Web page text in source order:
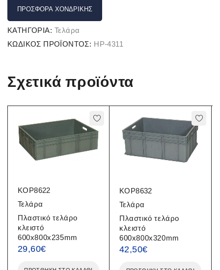
ΠΡΟΣΦΟΡΆ ΧΟΝΔΡΙΚΉΣ
ΚΑΤΗΓΟΡΊΑ: Τελάρα
ΚΩΔΙΚΌΣ ΠΡΟΪΌΝΤΟΣ: HP-4311
Σχετικά προϊόντα
KOP8622
Τελάρα
Πλαστικό τελάρο
κλειστό
600x800x235mm
29,60€
KOP8632
Τελάρα
Πλαστικό τελάρο
κλειστό
600x800x320mm
42,50€